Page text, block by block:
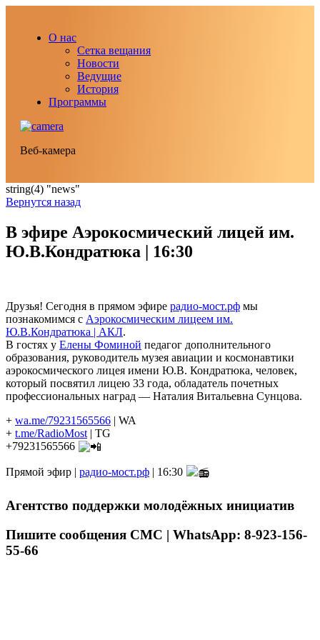
О нас
Сетка вещания
Новости
Ведущие
История
Программы
Веб-камера
string(4) "news"
Вернутся назад
В эфире Аэрокосмический лицей им.
Ю.В.Кондратюка | 16:30
Друзья! Сегодня в прямом эфире радио-мост.рф мы
познакомимся с Аэрокосмическим лицеем им.
Ю.В.Кондратюка | АКЛ.
В гостях у Елены Фоминой педагог дополнительного
образования, руководитель музея авиации и космонавтики
аэрокосмического лицея имени Ю.В. Кондратюка, человек,
который посвятил лицею 33 года, обладатель почетных
профессиональных наград — Наталия Витальевна Сунцова.
+ wa.me/79231565566 | WA
+ t.me/RadioMost | TG
+79231565566
Прямой эфир | радио-мост.рф | 16:30
Агентство поддержки молодёжных инициатив
Пишите сообщения СМС | WhatsApp: 8-923-156-
55-66